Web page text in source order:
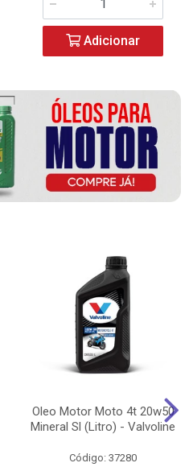
Adicionar
Oleo Motor Moto 4t 20w50
Mineral Sl (Litro) - Valvoline
Código: 37280